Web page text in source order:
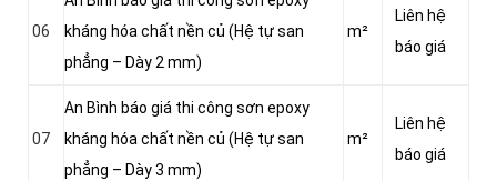
06
kháng hóa chất nền củ (Hệ tự san
phẳng – Dày 2 mm)
m²
Liên hệ
báo giá
07
An Bình báo giá thi công sơn epoxy
kháng hóa chất nền củ (Hệ tự san
phẳng – Dày 3 mm)
m²
Liên hệ
báo giá